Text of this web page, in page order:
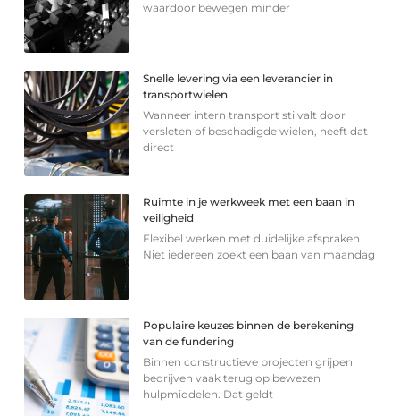
waardoor bewegen minder
Snelle levering via een leverancier in
transportwielen
Wanneer intern transport stilvalt door
versleten of beschadigde wielen, heeft dat
direct
Ruimte in je werkweek met een baan in
veiligheid
Flexibel werken met duidelijke afspraken
Niet iedereen zoekt een baan van maandag
Populaire keuzes binnen de berekening
van de fundering
Binnen constructieve projecten grijpen
bedrijven vaak terug op bewezen
hulpmiddelen. Dat geldt